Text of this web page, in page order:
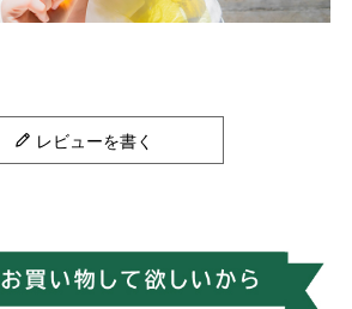
レビューを書く